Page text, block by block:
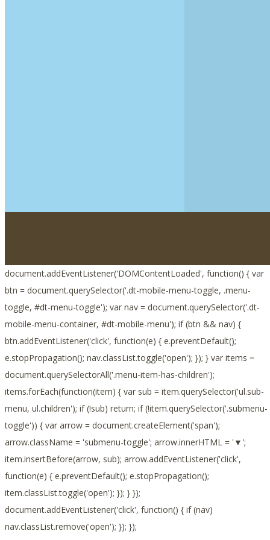
document.addEventListener('DOMContentLoaded', function() { var
btn = document.querySelector('.dt-mobile-menu-toggle, .menu-
toggle, #dt-menu-toggle'); var nav = document.querySelector('.dt-
mobile-menu-container, #dt-mobile-menu'); if (btn && nav) {
btn.addEventListener('click', function(e) { e.preventDefault();
e.stopPropagation(); nav.classList.toggle('open'); }); } var items =
document.querySelectorAll('.menu-item-has-children');
items.forEach(function(item) { var sub = item.querySelector('ul.sub-
menu, ul.children'); if (!sub) return; if (!item.querySelector('.submenu-
toggle')) { var arrow = document.createElement('span');
arrow.className = 'submenu-toggle'; arrow.innerHTML = '▼';
item.insertBefore(arrow, sub); arrow.addEventListener('click',
function(e) { e.preventDefault(); e.stopPropagation();
item.classList.toggle('open'); }); } });
document.addEventListener('click', function() { if (nav)
nav.classList.remove('open'); }); });